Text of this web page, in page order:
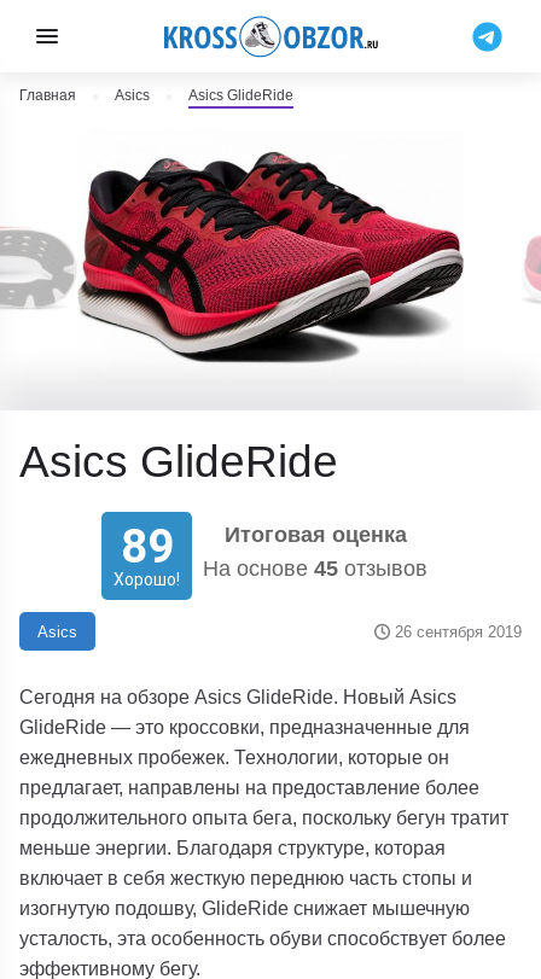
Главная Asics Asics GlideRide
Asics GlideRide
89
Хорошо!
Итоговая оценка
На основе 45 отзывов
Asics 26 сентября 2019
Сегодня на обзоре Asics GlideRide. Новый Asics
GlideRide — это кроссовки, предназначенные для
ежедневных пробежек. Технологии, которые он
предлагает, направлены на предоставление более
продолжительного опыта бега, поскольку бегун тратит
меньше энергии. Благодаря структуре, которая
включает в себя жесткую переднюю часть стопы и
изогнутую подошву, GlideRide снижает мышечную
усталость, эта особенность обуви способствует более
эффективному бегу.